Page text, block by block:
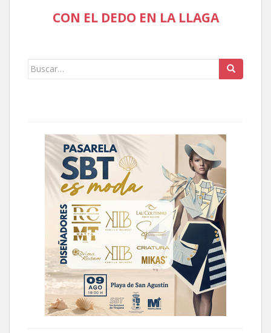
CON EL DEDO EN LA LLAGA
Buscar: